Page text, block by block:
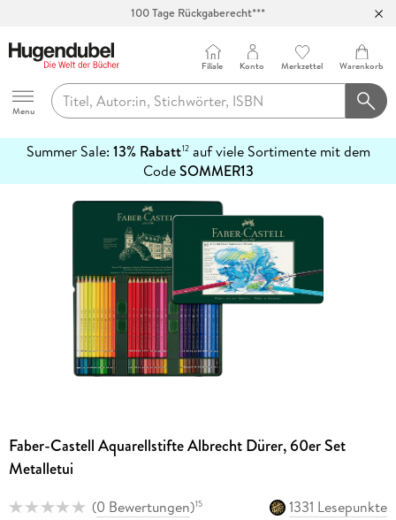
100 Tage Rückgaberecht***
Hugendubel
Menu
Filiale Konto Merkzettel Warenkorb
Summer Sale: 13% Rabatt12auf viele Sortimente mit dem
CodeSOMMER13
erfahren
Faber-Castell Aquarellstifte Albrecht Dürer, 60er Set
Metalletui
(0 Bewertungen)15
1331 Lesepunkte